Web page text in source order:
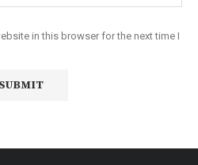
in this browser for the next time I